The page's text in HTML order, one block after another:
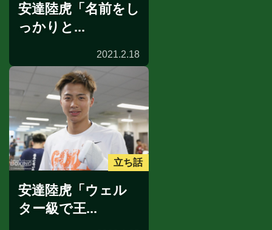
安達陸虎「名前をし
っかりと...
2021.2.18
立ち話
安達陸虎「ウェル
ター級で王...